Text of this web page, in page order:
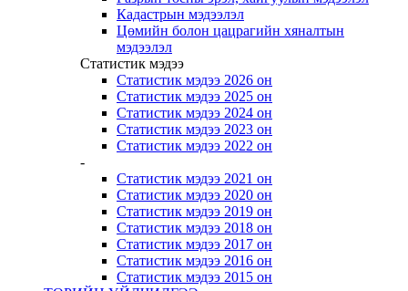
Кадастрын мэдээлэл
Цөмийн болон цацрагийн хяналтын
мэдээлэл
Статистик мэдээ
Статистик мэдээ 2026 он
Статистик мэдээ 2025 он
Статистик мэдээ 2024 он
Статистик мэдээ 2023 он
Статистик мэдээ 2022 он
-
Статистик мэдээ 2021 он
Статистик мэдээ 2020 он
Статистик мэдээ 2019 он
Статистик мэдээ 2018 он
Статистик мэдээ 2017 он
Статистик мэдээ 2016 он
Статистик мэдээ 2015 он